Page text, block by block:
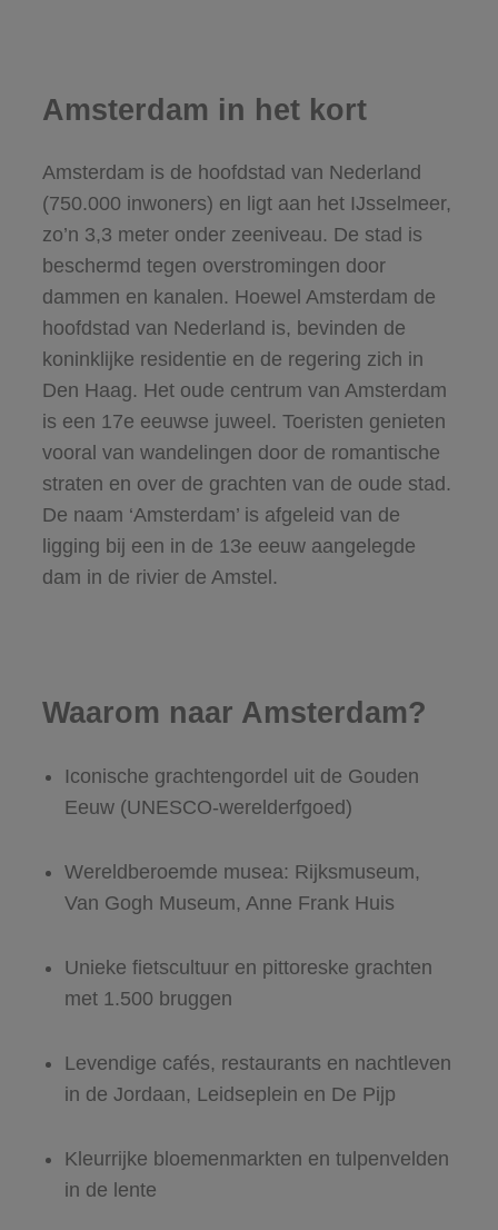
Amsterdam in het kort
Amsterdam is de hoofdstad van Nederland
(750.000 inwoners) en ligt aan het IJsselmeer,
zo’n 3,3 meter onder zeeniveau. De stad is
beschermd tegen overstromingen door
dammen en kanalen. Hoewel Amsterdam de
hoofdstad van Nederland is, bevinden de
koninklijke residentie en de regering zich in
Den Haag. Het oude centrum van Amsterdam
is een 17e eeuwse juweel. Toeristen genieten
vooral van wandelingen door de romantische
straten en over de grachten van de oude stad.
De naam ‘Amsterdam’ is afgeleid van de
ligging bij een in de 13e eeuw aangelegde
dam in de rivier de Amstel.
Waarom naar Amsterdam?
Iconische grachtengordel uit de Gouden
Eeuw (UNESCO-werelderfgoed)
Wereldberoemde musea: Rijksmuseum,
Van Gogh Museum, Anne Frank Huis
Unieke fietscultuur en pittoreske grachten
met 1.500 bruggen
Levendige cafés, restaurants en nachtleven
in de Jordaan, Leidseplein en De Pijp
Kleurrijke bloemenmarkten en tulpenvelden
in de lente